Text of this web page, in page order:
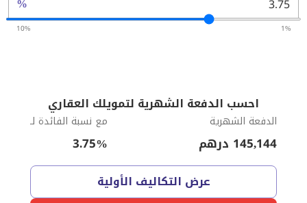
1%
10%
احسب الدفعة الشهرية لتمويلك العقاري
الدفعة الشهرية
145,144 درهم
مع نسبة الفائدة لـ
3.75%
عرض التكاليف الأولية